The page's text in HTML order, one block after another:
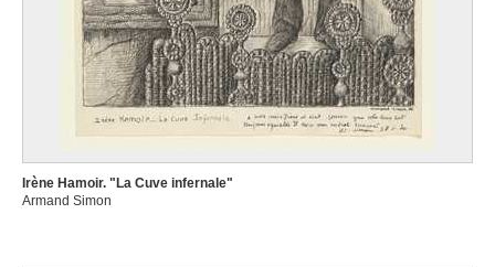
Irène Hamoir. "La Cuve infernale"
Armand Simon